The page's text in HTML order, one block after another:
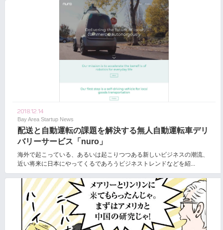
2018.12.14
Bay Area Startup News
配送と自動運転の課題を解決する無人自動運転車デリ
バリーサービス「nuro」
海外で起こっている、あるいは起こりつつある新しいビジネスの潮流、
近い将来に日本にやってくるであろうビジネストレンドなどを紹...